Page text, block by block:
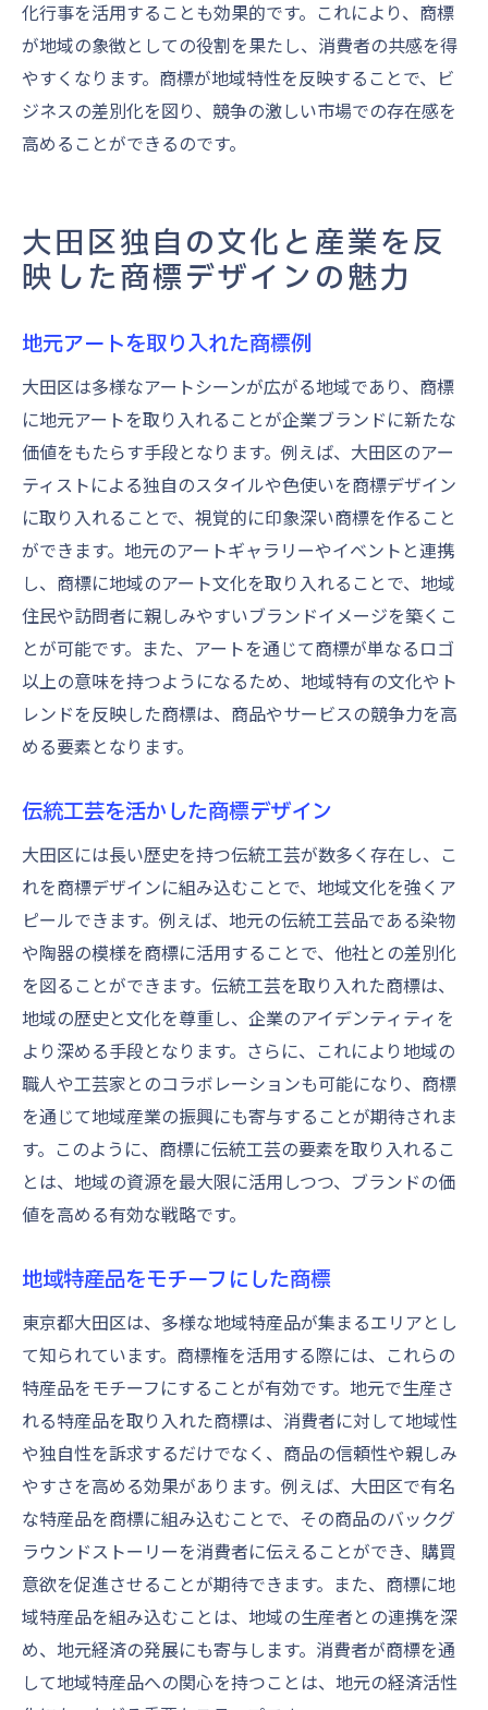
化行事を活用することも効果的です。これにより、商標
が地域の象徴としての役割を果たし、消費者の共感を得
やすくなります。商標が地域特性を反映することで、ビ
ジネスの差別化を図り、競争の激しい市場での存在感を
高めることができるのです。
大田区独自の文化と産業を反
映した商標デザインの魅力
地元アートを取り入れた商標例
大田区は多様なアートシーンが広がる地域であり、商標
に地元アートを取り入れることが企業ブランドに新たな
価値をもたらす手段となります。例えば、大田区のアー
ティストによる独自のスタイルや色使いを商標デザイン
に取り入れることで、視覚的に印象深い商標を作ること
ができます。地元のアートギャラリーやイベントと連携
し、商標に地域のアート文化を取り入れることで、地域
住民や訪問者に親しみやすいブランドイメージを築くこ
とが可能です。また、アートを通じて商標が単なるロゴ
以上の意味を持つようになるため、地域特有の文化やト
レンドを反映した商標は、商品やサービスの競争力を高
める要素となります。
伝統工芸を活かした商標デザイン
大田区には長い歴史を持つ伝統工芸が数多く存在し、こ
れを商標デザインに組み込むことで、地域文化を強くア
ピールできます。例えば、地元の伝統工芸品である染物
や陶器の模様を商標に活用することで、他社との差別化
を図ることができます。伝統工芸を取り入れた商標は、
地域の歴史と文化を尊重し、企業のアイデンティティを
より深める手段となります。さらに、これにより地域の
職人や工芸家とのコラボレーションも可能になり、商標
を通じて地域産業の振興にも寄与することが期待されま
す。このように、商標に伝統工芸の要素を取り入れるこ
とは、地域の資源を最大限に活用しつつ、ブランドの価
値を高める有効な戦略です。
地域特産品をモチーフにした商標
東京都大田区は、多様な地域特産品が集まるエリアとし
て知られています。商標権を活用する際には、これらの
特産品をモチーフにすることが有効です。地元で生産さ
れる特産品を取り入れた商標は、消費者に対して地域性
や独自性を訴求するだけでなく、商品の信頼性や親しみ
やすさを高める効果があります。例えば、大田区で有名
な特産品を商標に組み込むことで、その商品のバックグ
ラウンドストーリーを消費者に伝えることができ、購買
意欲を促進させることが期待できます。また、商標に地
域特産品を組み込むことは、地域の生産者との連携を深
め、地元経済の発展にも寄与します。消費者が商標を通
して地域特産品への関心を持つことは、地元の経済活性